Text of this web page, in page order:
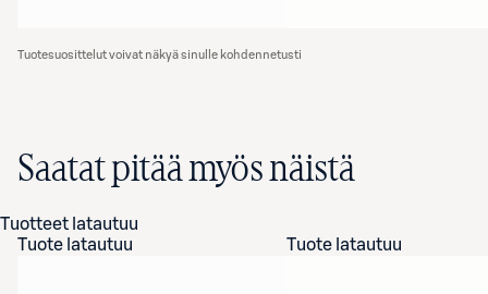
Tuotesuosittelut voivat näkyä sinulle kohdennetusti
Saatat pitää myös näistä
Tuotteet latautuu
Tuote latautuu
Tuote latautuu